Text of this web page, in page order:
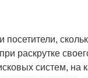
посетители,
раскрутке
систем, на